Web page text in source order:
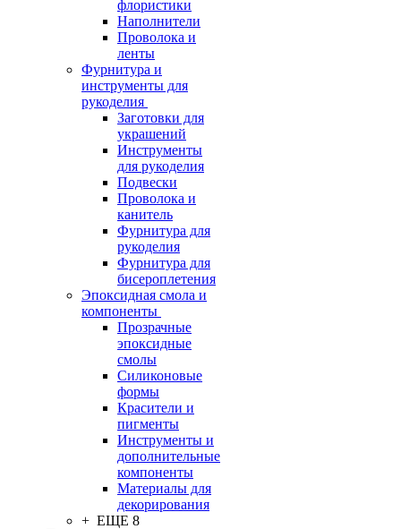
флористики
Наполнители
Проволока и
ленты
Фурнитура и
инструменты для
рукоделия
Заготовки для
украшений
Инструменты
для рукоделия
Подвески
Проволока и
канитель
Фурнитура для
рукоделия
Фурнитура для
бисероплетения
Эпоксидная смола и
компоненты
Прозрачные
эпоксидные
смолы
Силиконовые
формы
Красители и
пигменты
Инструменты и
дополнительные
компоненты
Материалы для
декорирования
+ ЕЩЕ 8